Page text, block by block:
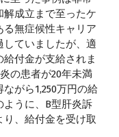
成立まで至ったケ
無症候性キャリア
ていましたが、適
付金が支給されま
の患者が20年未満
がら1,250万円の給
うに、B型肝炎訴
、給付金を受け取